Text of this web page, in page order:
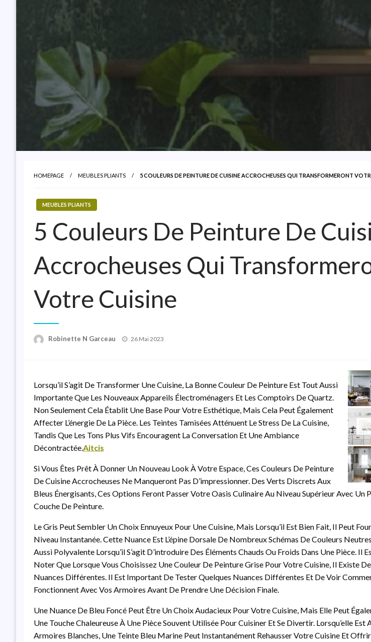
HOMEPAGE MEUBLES PLIANTS 5 COULEURS DE PEINTURE DE CUISINE ACCROCHEUSES QUI TRANSFORMERONT
MEUBLES PLIANTS
5 Couleurs De Peinture De
Accrocheuses Qui
Votre Cuisine
Robinette N Garceau
Posted
26 Mai 2023
Lorsqu’il S’agit De Transformer Une Cuisine, La Bonne Couleur De Peinture Est Tout Aussi
Importante Que Les Nouveaux Appareils Électroménagers Et Les Comptoirs De Quartz.
Non Seulement Cela Établit Une Base Pour Votre Esthétique, Mais Cela Peut Également
Affecter L’énergie De La Pièce. Les Teintes Tamisées Atténuent Le Stress De La Cuisine,
Tandis Que Les Tons Plus Vifs Encouragent La Conversation Et Une Ambiance
Décontractée.Aitcis
Si Vous Êtes Prêt À Donner Un Nouveau Look À Votre Espace, Ces Couleurs De Peinture
De Cuisine Accrocheuses Ne Manqueront Pas D’impressionner. Des Verts Discrets Aux
Bleus Énergisants, Ces Options Feront Passer Votre Oasis Culinaire Au Niveau Supérieur Avec Un
Couche De Peinture.
Le Gris Peut Sembler Un Choix Ennuyeux Pour Une Cuisine, Mais Lorsqu’il Est Bien Fait, Il Peut
Niveau Instantanée. Cette Nuance Est L’épine Dorsale De Nombreux Schémas De Couleurs
Aussi Polyvalente Lorsqu’il S’agit D’introduire Des Éléments Chauds Ou Froids Dans Une Pièce. Il
Noter Que Lorsque Vous Choisissez Une Couleur De Peinture Grise Pour Votre Cuisine, Il Existe
Nuances Différentes. Il Est Important De Tester Quelques Nuances Différentes Et De Voir
Fonctionnent Avec Vos Armoires Avant De Prendre Une Décision Finale.
Une Nuance De Bleu Foncé Peut Être Un Choix Audacieux Pour Votre Cuisine, Mais Elle Peut
Une Touche Chaleureuse À Une Pièce Souvent Utilisée Pour Cuisiner Et Se Divertir. Lorsqu’elle Est
Armoires Blanches, Une Teinte Bleu Marine Peut Instantanément Rehausser Votre Cuisine Et